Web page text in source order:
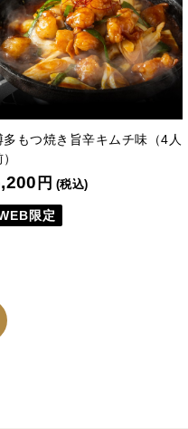
多もつ焼き旨辛キムチ味（4人
円 (税込)
限定